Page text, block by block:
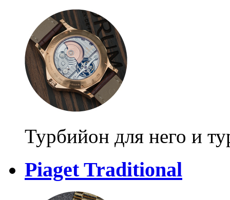
Турбийон для него и
Piaget Traditional